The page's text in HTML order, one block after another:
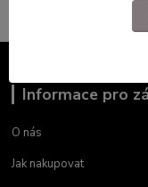
Informace pro
O nás
Jak nakupovat